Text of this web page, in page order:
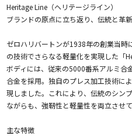
Heritage Line（ヘリテージライン）
ブランドの原点に立ち返り、伝統と革
ゼロハリバートンが1938年の創業当時
の技術でさらなる軽量化を実現した「
ボディには、従来の5000番系アルミ合
合金を採用。独自のプレス加工技術に
現しました。これにより、伝統のシン
ながらも、強靭性と軽量性を両立させて
主な特徴